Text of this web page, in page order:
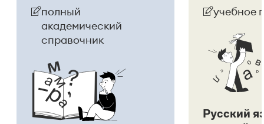
полный
академический
справочник
учебное
Русский